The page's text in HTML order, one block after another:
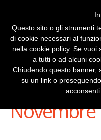
Stai
Novembre
Questo sito o gli strumenti
di cookie necessari al
nella cookie policy. Se
a tutti o ad alcuni
Chiudendo questo banner,
su un link o
acconsenti